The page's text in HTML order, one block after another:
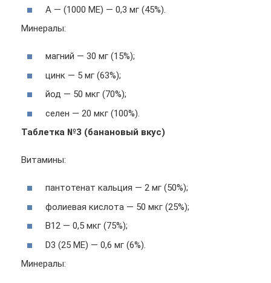
А — (1000 МЕ) — 0,3 мг (45%).
Минералы:
магний — 30 мг (15%);
цинк — 5 мг (63%);
йод — 50 мкг (70%);
селен — 20 мкг (100%).
Таблетка №3 (банановый вкус)
Витамины:
пантотенат кальция — 2 мг (50%);
фолиевая кислота — 50 мкг (25%);
В12 — 0,5 мкг (75%);
D3 (25 МЕ) — 0,6 мг (6%).
Минералы: